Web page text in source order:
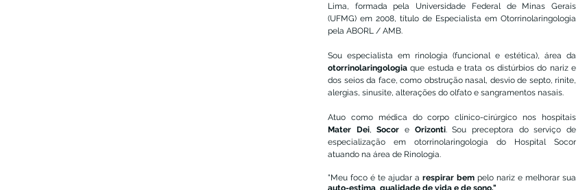
Lima, formada pela Universidade Federal de Minas Gerais
(UFMG) em 2008, título de Especialista em Otorrinolaringologia
pela ABORL / AMB.
otorrinolaringologia que estuda e trata os distúrbios do nariz e
dos seios da face, como obstrução nasal, desvio de septo, rinite,
alergias, sinusite, alterações do olfato e sangramentos nasais.
Mater Dei, Socor e Orizonti. Sou preceptora do serviço de
especialização em otorrinolaringologia do Hospital Socor
atuando na área de Rinologia.
"Meu foco é te ajudar a respirar bem